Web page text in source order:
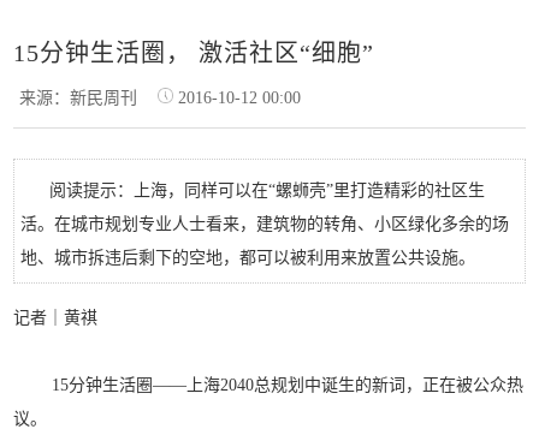
15分钟生活圈， 激活社区“细胞”
来源：新民周刊 2016-10-12 00:00
阅读提示：上海，同样可以在“螺蛳壳”里打造精彩的社区生
活。在城市规划专业人士看来，建筑物的转角、小区绿化多余的场
地、城市拆违后剩下的空地，都可以被利用来放置公共设施。
记者｜黄祺
15分钟生活圈——上海2040总规划中诞生的新词，正在被公众热
议。